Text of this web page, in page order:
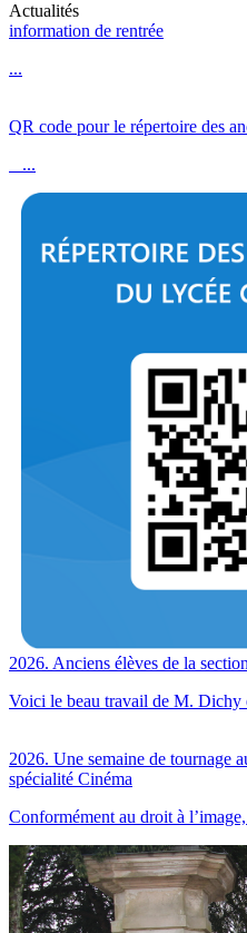
Actualités
information de rentrée
...
QR code pour le répertoire des
...
2026. Anciens élèves de la
Voici le beau travail de M. Dichy
2026. Une semaine de tournage
spécialité Cinéma
Conformément au droit à